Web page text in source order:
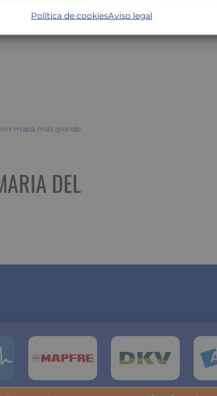
Política de cookiesAviso legal
Ver mapa más grande
DEL